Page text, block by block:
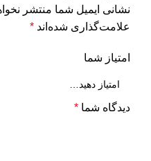
نشانی ایمیل شما منتشر
علامت‌گذاری شده‌اند *
امتیاز شما
دیدگاه شما *